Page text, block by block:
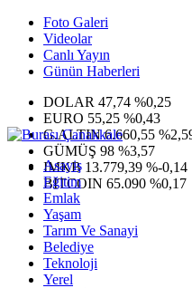
Foto Galeri
Videolar
Canlı Yayın
Günün Haberleri
DOLAR 47,74 %0,25
EURO 55,25 %0,43
G.ALTIN6.660,55
GÜMÜŞ 98 %3,57
IMKB 13.779,39 %-0,14
BITCOIN 65.090 %0,17
Asayiş
Eğitim
Emlak
Yaşam
Tarım Ve Sanayi
Belediye
Teknoloji
Yerel